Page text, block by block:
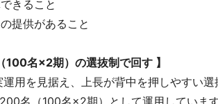
きること
提供があること
100名×2期）の選抜制で回す 】
用を見据え、上長が背中を押しやすい
名（100名×2期）として運用しています